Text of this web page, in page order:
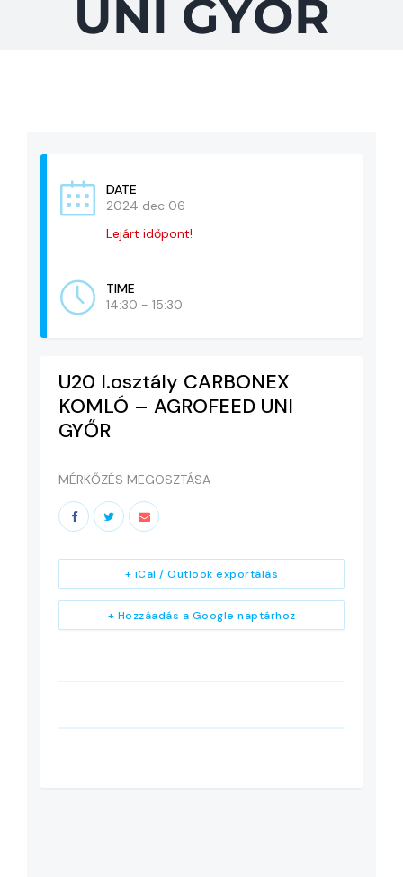
UNI GYŐR
DATE
2024 dec 06
Lejárt időpont!
TIME
14:30 - 15:30
U20 I.osztály CARBONEX
KOMLÓ – AGROFEED UNI
GYŐR
MÉRKŐZÉS MEGOSZTÁSA
+ Hozzáadás a Google naptárhoz
+ iCal / Outlook exportálás